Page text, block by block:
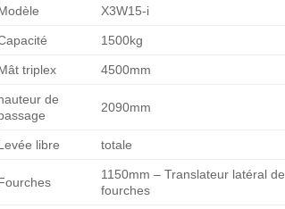
X3W15-i
1500kg
triplex 4500mm
de
2090mm
libre totale
1150mm – Translateur latéral de
fourches